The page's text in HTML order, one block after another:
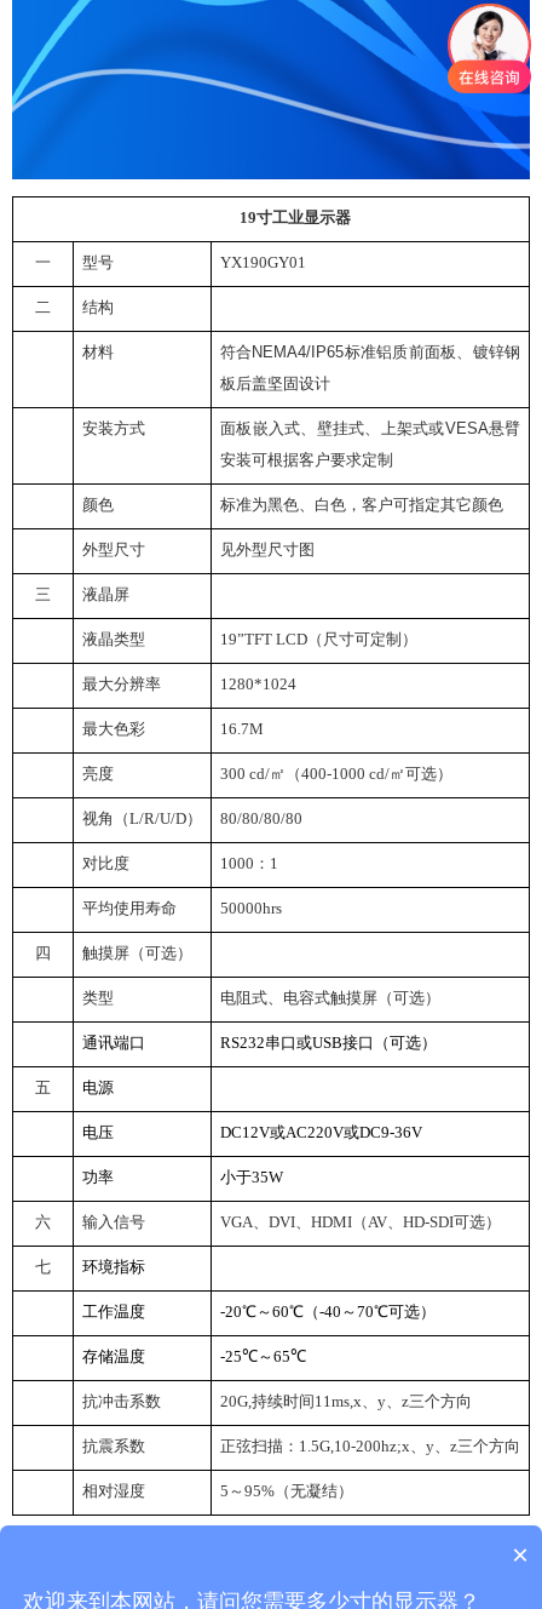
19寸工业显示器
一 型号 YX190GY01
二 结构
材料 符合NEMA4/IP65标准铝质前面板、 镀锌钢
板后盖坚固设计
安装方式 面板嵌入式、壁挂式、 上架式或VESA悬臂
安装可根据客户要求定制
颜色 标准为黑色、白色，客户可指定其它颜色
外型尺寸 见外型尺寸图
三 液晶屏
液晶类型 19”TFT LCD（尺寸可定制）
最大分辨率 1280*1024
最大色彩 16.7M
亮度 300 cd/㎡（400-1000 cd/㎡可选）
视角（L/R/U/D） 80/80/80/80
对比度 1000 ：1
平均使用寿命 50000hrs
四 触摸屏（可选）
类型 电阻式、电容式触摸屏（可选）
通讯端口 RS232串口或USB接口（可选）
五 电源
电压 DC12V或AC220V或DC9-36V
功率 小于35W
六 输入信号 VGA 、DVI、HDMI（AV、HD-SDI可选）
七 环境指标
工作温度 -20℃～60℃（-40～70℃可选）
存储温度 -25℃～65℃
抗冲击系数 20G 持续时间11ms,x、y、z三个方向
抗震系数 正弦扫描： 1.5G ,10-200hz;x、y、z三个方向
相对湿度 5 ～95%（无凝结）
×
欢迎来到本网站，请问您需要多少寸的显示器？